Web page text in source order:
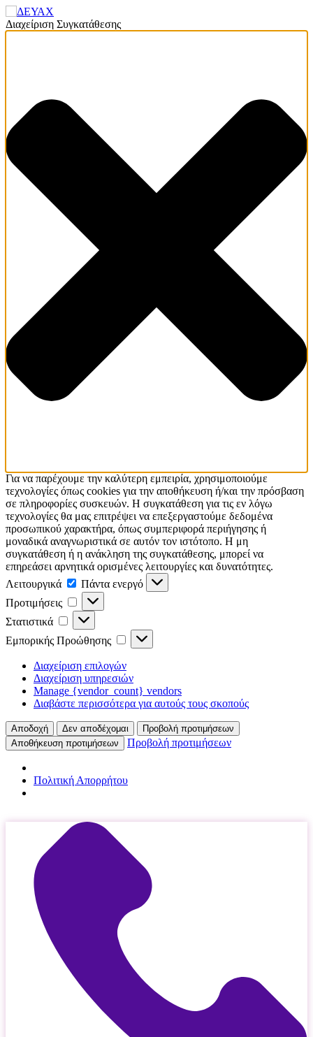
Διαχείριση Συγκατάθεσης
Για να παρέχουμε την καλύτερη εμπειρία, χρησιμοποιούμε
τεχνολογίες όπως cookies για την αποθήκευση ή/και την πρόσβαση
σε πληροφορίες συσκευών. Η συγκατάθεση για τις εν λόγω
τεχνολογίες θα μας επιτρέψει να επεξεργαστούμε δεδομένα
προσωπικού χαρακτήρα, όπως συμπεριφορά περιήγησης ή
μοναδικά αναγνωριστικά σε αυτόν τον ιστότοπο. Η μη
συγκατάθεση ή η ανάκληση της συγκατάθεσης, μπορεί να
επηρεάσει αρνητικά ορισμένες λειτουργίες και δυνατότητες.
Λειτουργικά
Λειτουργικά
Πάντα ενεργό
Προτιμήσεις
Προτιμήσεις
Στατιστικά Στατιστικά
Εμπορικής Προώθησης
Εμπορικής
Προώθησης
Διαχείριση επιλογών
Διαχείριση υπηρεσιών
Manage {vendor_count} vendors
Διαβάστε περισσότερα για αυτούς τους σκοπούς
Αποδοχή Δεν αποδέχομαι
Προβολή προτιμήσεων
Αποθήκευση προτιμήσεων
Προβολή προτιμήσεων
Πολιτική Απορρήτου
περιεχόμενο